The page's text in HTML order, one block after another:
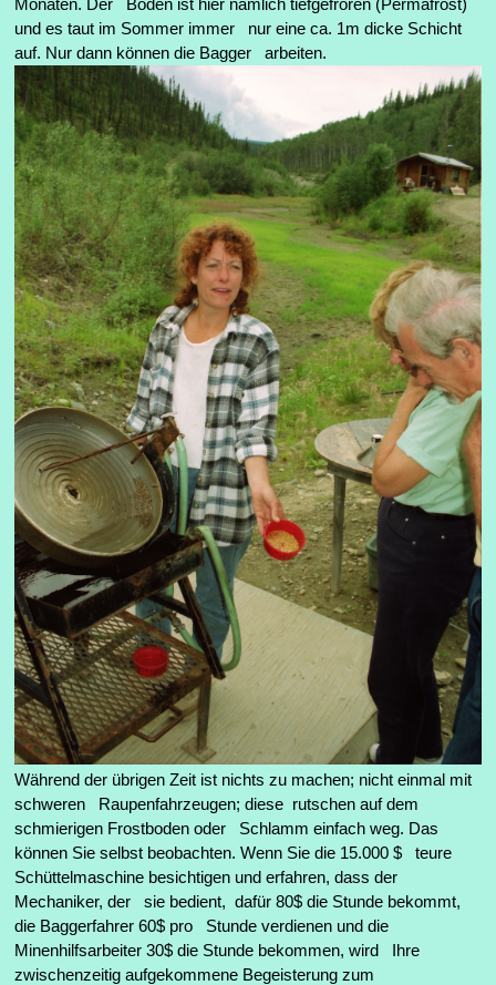
Monaten. Der Boden ist hier nämlich tiefgefroren (Permafrost)
und es taut im Sommer immer nur eine ca. 1m dicke Schicht
auf. Nur dann können die Bagger arbeiten.
Während der übrigen Zeit ist nichts zu machen; nicht einmal mit
schweren Raupenfahrzeugen; diese rutschen auf dem
schmierigen Frostboden oder Schlamm einfach weg. Das
können Sie selbst beobachten. Wenn Sie die 15.000 $ teure
Schüttelmaschine besichtigen und erfahren, dass der
Mechaniker, der sie bedient, dafür 80$ die Stunde bekommt,
die Baggerfahrer 60$ pro Stunde verdienen und die
Minenhilfsarbeiter 30$ die Stunde bekommen, wird Ihre
zwischenzeitig aufgekommene Begeisterung zum